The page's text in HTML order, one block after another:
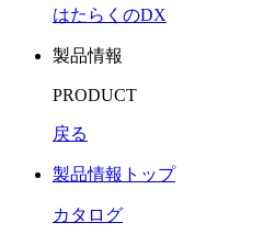
はたらくのDX
製品情報
PRODUCT
戻る
製品情報トップ
カタログ